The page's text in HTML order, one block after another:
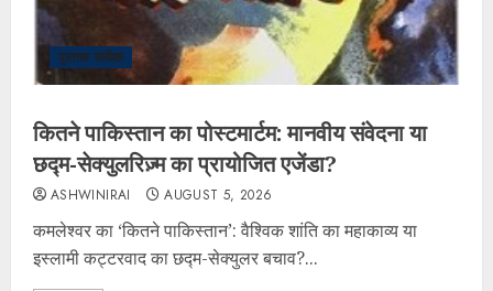
पुस्तक समीक्षा
कितने पाकिस्तान का पोस्टमार्टम: मानवीय संवेदना या
छद्म-सेक्युलरिज़्म का प्रायोजित एजेंडा?
ASHWINIRAI AUGUST 5, 2026
कमलेश्वर का ‘कितने पाकिस्तान’: वैश्विक शांति का महाकाव्य या
इस्लामी कट्टरवाद का छद्म-सेक्युलर बचाव?...